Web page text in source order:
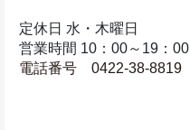
定休日 水・木曜日
営業時間 10：00～19：00
電話番号　0422-38-8819